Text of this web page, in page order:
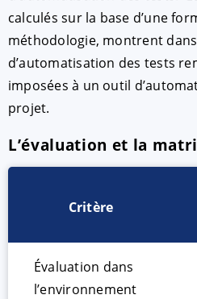
calculés sur la base d’une
méthodologie, montrent
d’automatisation des tests
imposées à un outil
projet.
L’évaluation et la
Critère
Évaluation dans
l’environnement
ACCEPTER